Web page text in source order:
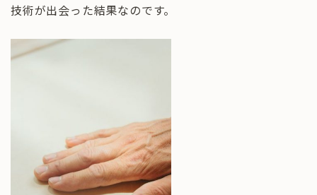
技術が出会った結果なのです。